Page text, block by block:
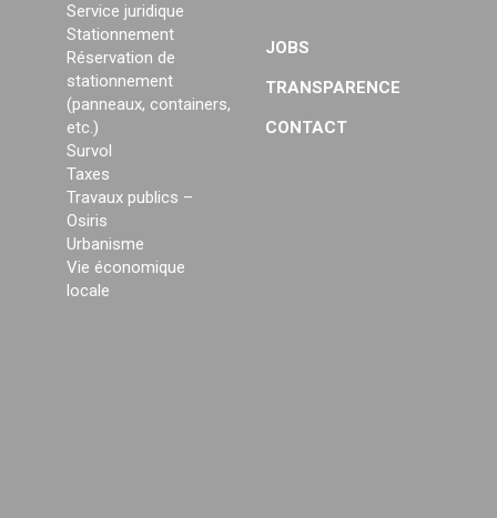
Service juridique
Stationnement
Réservation de
stationnement
(panneaux, containers,
etc.)
Survol
Taxes
Travaux publics –
Osiris
Urbanisme
Vie économique
locale
JOBS
TRANSPARENCE
CONTACT